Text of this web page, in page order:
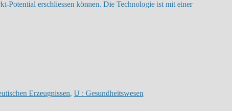
Potential erschliessen können. Die Technologie ist mit einer
Erzeugnissen, U : Gesundheitswesen